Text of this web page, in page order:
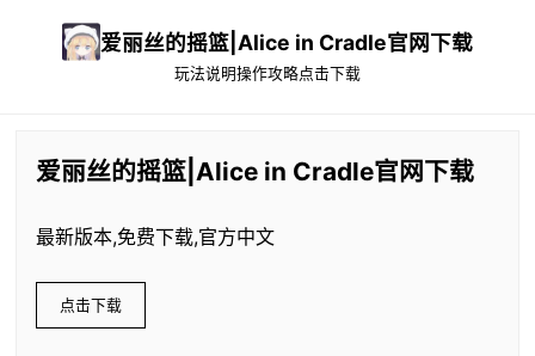
爱丽丝的摇篮|Alice in Cradle官网下载
玩法说明操作攻略点击下载
爱丽丝的摇篮|Alice in Cradle官网下载
最新版本,免费下载,官方中文
点击下载